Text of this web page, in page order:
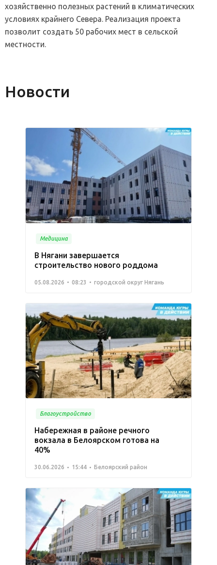
хозяйственно полезных растений в климатических
условиях крайнего Севера. Реализация проекта
позволит создать 50 рабочих мест в сельской
местности.
Новости
Медицина
В Нягани завершается
строительство нового роддома
05.08.2026 08:23 городской округ Нягань
Благоустройство
Набережная в районе речного
вокзала в Белоярском готова на
40%
30.06.2026 15:44 Белоярский район